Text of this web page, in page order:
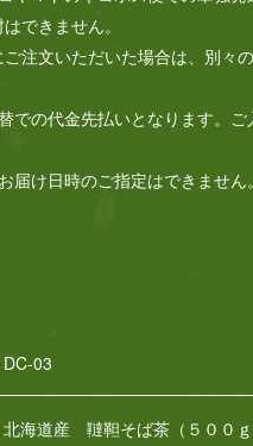
できません。
注文いただいた場合は、別々
での代金先払いとなります。
届け日時のご指定はできません。
DC-03
北海道産 韃靼そば茶（５００